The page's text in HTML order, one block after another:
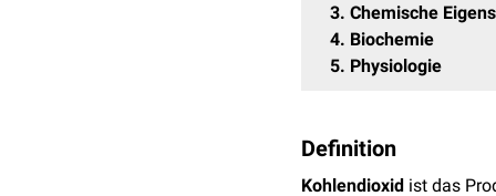
3 Chemische
4 Biochemie
5 Physiologie
Definition
Kohlendioxid ist das